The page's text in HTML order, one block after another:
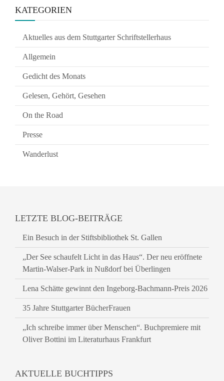
KATEGORIEN
Aktuelles aus dem Stuttgarter Schriftstellerhaus
Allgemein
Gedicht des Monats
Gelesen, Gehört, Gesehen
On the Road
Presse
Wanderlust
LETZTE BLOG-BEITRÄGE
Ein Besuch in der Stiftsbibliothek St. Gallen
„Der See schaufelt Licht in das Haus“. Der neu eröffnete
Martin-Walser-Park in Nußdorf bei Überlingen
Lena Schätte gewinnt den Ingeborg-Bachmann-Preis 2026
35 Jahre Stuttgarter BücherFrauen
„Ich schreibe immer über Menschen“. Buchpremiere mit
Oliver Bottini im Literaturhaus Frankfurt
AKTUELLE BUCHTIPPS